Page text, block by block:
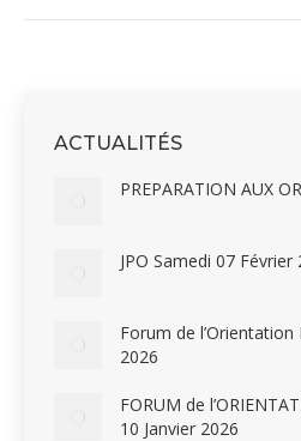
ACTUALITÉS
PREPARATION AUX
JPO Samedi 07
Forum de
2026
FORUM de
10 Janvier 2026